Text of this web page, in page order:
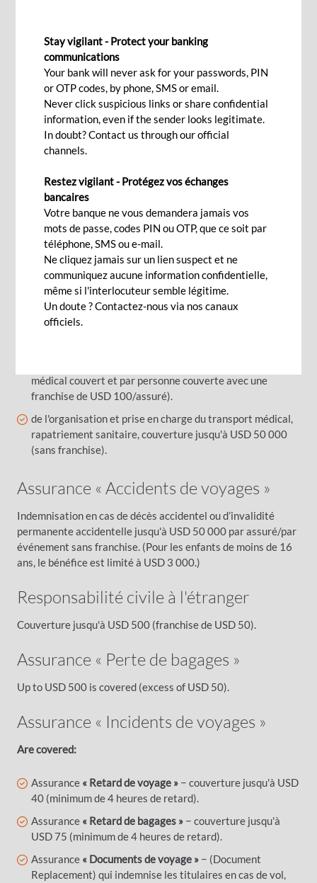
Assurances & Assistance
Pour voyager en toute sérénité, découvrez
toutes les garanties d’assistance et d'assurances
toutes les prestations, il vous suffit d’être porteur
de la carte Visa GOLD en cours de validité, et
d'avoir réglé votre voyage avec votre carte.
Assistance médicale et frais médicaux
L’assistance médicale est votre interlocuteur privilégié,
24h/24 et dans le monde entier en cas de maladie ou de
blessure. Vous bénéficirez:
médical couvert et par personne couverte avec une
franchise de USD 100/assuré).
de l'organisation et prise en charge du transport médical,
rapatriement sanitaire, couverture jusqu'à USD 50 000
(sans franchise).
Assurance « Accidents de voyages »
Indemnisation en cas de décès accidentel ou d’invalidité
permanente accidentelle jusqu'à USD 50 000 par assuré/par
événement sans franchise. (Pour les enfants de moins de 16
ans, le bénéfice est limité à USD 3 000.)
Responsabilité civile à l'étranger
Couverture jusqu'à USD 500 (franchise de USD 50).
Assurance « Perte de bagages »
Up to USD 500 is covered (excess of USD 50).
Assurance « Incidents de voyages »
Are covered:
Assurance « Retard de voyage »− couverture jusqu'à USD
40 (minimum de 4 heures de retard).
Assurance « Retard de bagages »− couverture jusqu'à
USD 75 (minimum de 4 heures de retard).
Assurance « Documents de voyage »− (Document
Replacement) qui indemnise les titulaires en cas de vol,
Stay vigilant - Protect your banking
communications
Your bank will never ask for your passwords, PIN
or OTP codes, by phone, SMS or email.
Never click suspicious links or share confidential
information, even if the sender looks legitimate.
In doubt? Contact us through our official
channels.
Restez vigilant - Protégez vos échanges
bancaires
Votre banque ne vous demandera jamais vos
mots de passe, codes PIN ou OTP, que ce soit par
téléphone, SMS ou e-mail.
Ne cliquez jamais sur un lien suspect et ne
communiquez aucune information confidentielle,
même si l'interlocuteur semble légitime.
Un doute ? Contactez-nous via nos canaux
officiels.